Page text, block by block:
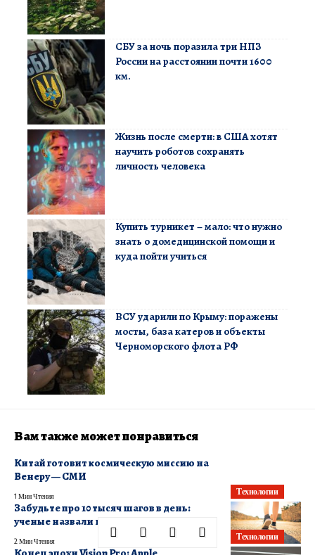
СБУ за ночь поразила три НПЗ
России на расстоянии почти 1600
км.
Жизнь после смерти: в США хотят
научить роботов сохранять
личность человека
Купить турникет – мало: что нужно
знать о домедицинской помощи и
куда пойти учиться
ВСУ ударили по Крыму: поражены
мосты, база катеров и объекты
Черноморского флота РФ
Вам также может понравиться
Технологии
Китай готовит космическую миссию на
Венеру — СМИ
1 Мин Чтения
Технологии
Забудьте про 10 тысяч шагов в день:
ученые назвали новую норму
2 Мин Чтения